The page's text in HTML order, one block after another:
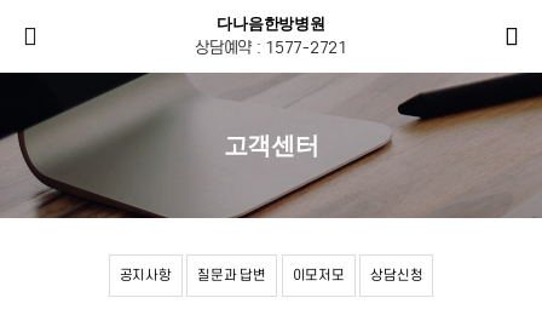
다나음한방병원
상담예약 : 1577-2721
공지사항 질문과 답변 이모저모 상담신청
고객센터